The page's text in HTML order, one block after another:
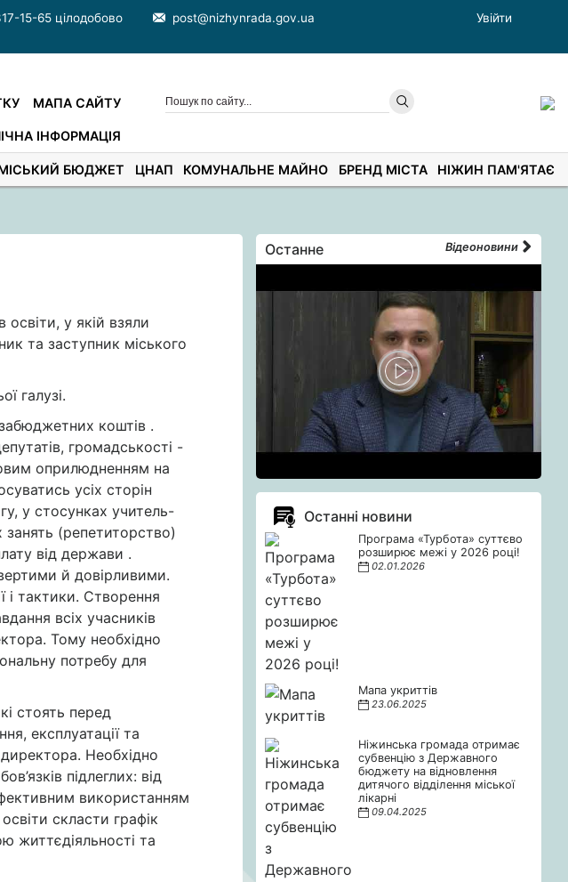
15-65 цілодобово post@nizhynrada.gov.ua
Увійти
МАПА САЙТУ
ІНФОРМАЦІЯ
БЮДЖЕТ ЦНАП КОМУНАЛЬНЕ МАЙНО БРЕНД МІСТА НІЖИН ПАМ'ЯТАЄ
освіти, у якій взяли
та заступник міського
галузі.
коштів .
громадськості -
оприлюдненням на
усіх сторін
у стосунках учитель-
занять (репетиторство)
від держави .
й довірливими.
і тактики. Створення
всіх учасників
Тому необхідно
потребу для
стоять перед
експлуатації та
Необхідно
підлеглих: від
використанням
скласти графік
життєдіяльності та
Останне Відеоновини
Останні новини
Програма «Турбота» суттєво
розширює межі у 2026 році!
02.01.2026
Мапа укриттів
23.06.2025
Ніжинська громада отримає
субвенцію з Державного
бюджету на відновлення
дитячого відділення міської
лікарні
09.04.2025